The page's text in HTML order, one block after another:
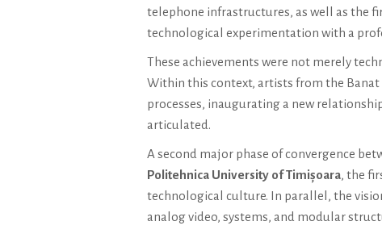
telephone infrastructures, as well as the
technological experimentation with a
These achievements were not merely
Within this context, artists from the
processes, inaugurating a new
articulated.
A second major phase of convergence
Politehnica University of Timișoara, the
technological culture. In parallel, the
analog video, systems, and modular